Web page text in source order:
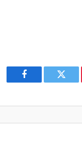
Facebook